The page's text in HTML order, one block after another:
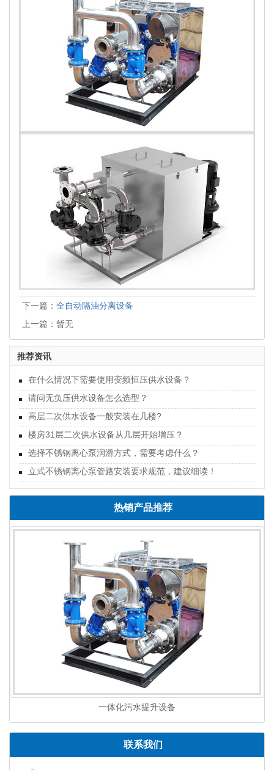
下一篇： 全自动隔油分离设备
上一篇：暂无
推荐资讯
在什么情况下需要使用变频恒压供水设备？
请问无负压供水设备怎么选型？
高层二次供水设备一般安装在几楼?
楼房31层二次供水设备从几层开始增压？
选择不锈钢离心泵润滑方式，需要考虑什么？
立式不锈钢离心泵管路安装要求规范，建议细读！
热销产品推荐
一体化污水提升设备
联系我们